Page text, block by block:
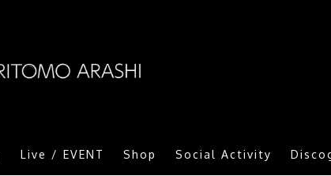
Live / EVENT Shop Social Activity